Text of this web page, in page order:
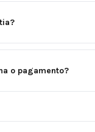
o pagamento?